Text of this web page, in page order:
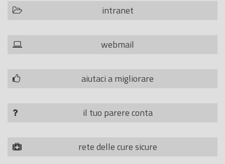
intranet
webmail
aiutaci a migliorare
il tuo parere conta
rete delle cure sicure